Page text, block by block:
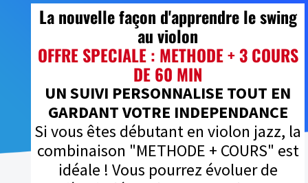
La nouvelle façon d'apprendre le swing
au violon
OFFRE SPECIALE : METHODE + 3 COURS
DE 60 MIN
UN SUIVI PERSONNALISE TOUT EN
GARDANT VOTRE INDEPENDANCE
Si vous êtes débutant en violon jazz, la
combinaison "METHODE + COURS" est
idéale ! Vous pourrez évoluer de